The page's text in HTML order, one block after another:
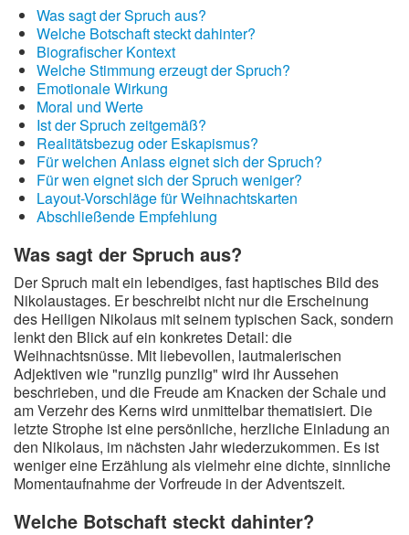
Was sagt der Spruch aus?
Welche Botschaft steckt dahinter?
Biografischer Kontext
Welche Stimmung erzeugt der Spruch?
Emotionale Wirkung
Moral und Werte
Ist der Spruch zeitgemäß?
Realitätsbezug oder Eskapismus?
Für welchen Anlass eignet sich der Spruch?
Für wen eignet sich der Spruch weniger?
Layout-Vorschläge für Weihnachtskarten
Abschließende Empfehlung
Was sagt der Spruch aus?
Der Spruch malt ein lebendiges, fast haptisches Bild des
Nikolaustages. Er beschreibt nicht nur die Erscheinung
des Heiligen Nikolaus mit seinem typischen Sack, sondern
lenkt den Blick auf ein konkretes Detail: die
Weihnachtsnüsse. Mit liebevollen, lautmalerischen
Adjektiven wie "runzlig punzlig" wird ihr Aussehen
beschrieben, und die Freude am Knacken der Schale und
am Verzehr des Kerns wird unmittelbar thematisiert. Die
letzte Strophe ist eine persönliche, herzliche Einladung an
den Nikolaus, im nächsten Jahr wiederzukommen. Es ist
weniger eine Erzählung als vielmehr eine dichte, sinnliche
Momentaufnahme der Vorfreude in der Adventszeit.
Welche Botschaft steckt dahinter?